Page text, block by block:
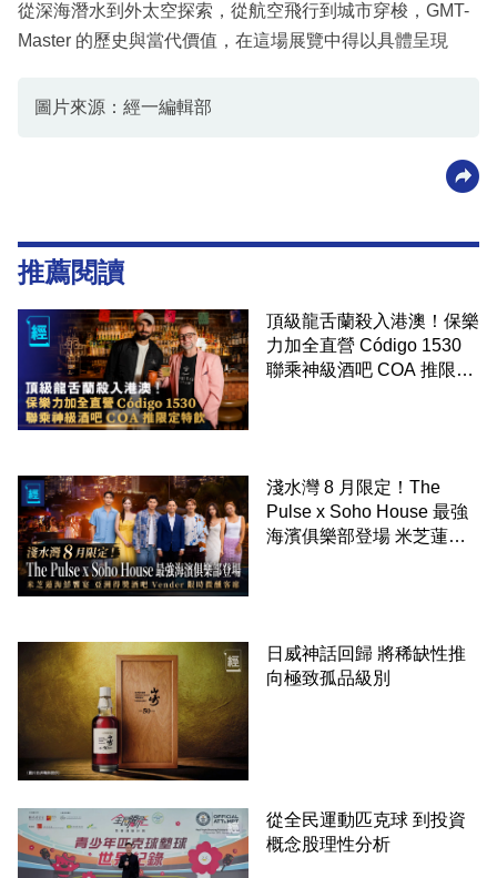
從深海潛水到外太空探索，從航空飛行到城市穿梭，GMT-
Master 的歷史與當代價值，在這場展覽中得以具體呈現
圖片來源：經一編輯部
推薦閱讀
頂級龍舌蘭殺入港澳！保樂
力加全直營 Código 1530
聯乘神級酒吧 COA 推限定
淺水灣 8 月限定！The
Pulse x Soho House 最強
海濱俱樂部登場 米芝蓮海
日威神話回歸 將稀缺性推
向極致孤品級別
從全民運動匹克球 到投資
概念股理性分析